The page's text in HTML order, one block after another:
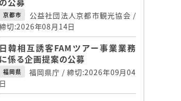
京都市
公益社団法人京都市観光協会 /
切:2026年08月14日
日韓相互誘客FAMツアー事業業務
に係る企画提案の公募
福岡県
福岡県庁 / 締切:2026年09月04
日